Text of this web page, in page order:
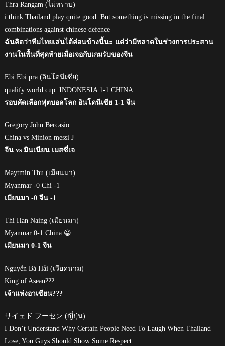
Thra Rangam (ไม่ทราบ)
i think Thailand play quite good. But something is missing in the final
combinations against chinese defence
ฉันคิดว่าทีมไทยเล่นได้ค่อนข้างนี้นะ แต่ว่ามีพลาดในช่วงการประสาน
งานในพื้นที่สุดท้ายเมื่อเจอกับเกมรับของจีน
Ebi Ebi pra (อินโดนีเซีย)
qualify world cup. INDONESIA 1-1 CHINA
รอบคัดเลือกฟุตบอลโลก อินโดนีเซีย 1-1 จีน
Gregory John Bercasio
China vs Minion messi J
จีน vs มินเนียน เมสซี่เจ
Maytmin Thu (เมียนมา)
Myanmar -0 Chi -1
เมียนมา -0 จีน -1
Thi Han Naing (เมียนมา)
Myanmar 0-1 China 😀
เมียนมา 0-1 จีน
Nguyễn Bá Hải (เวียดนาม)
King of Asean???
เจ้าแห่งอาเซียน???
サイェド フーセン (ญี่ปุ่น)
I Don’t Understand Why Certain People Need To Laugh When Thailand
Lose, You Guys Should Show Some Respect..